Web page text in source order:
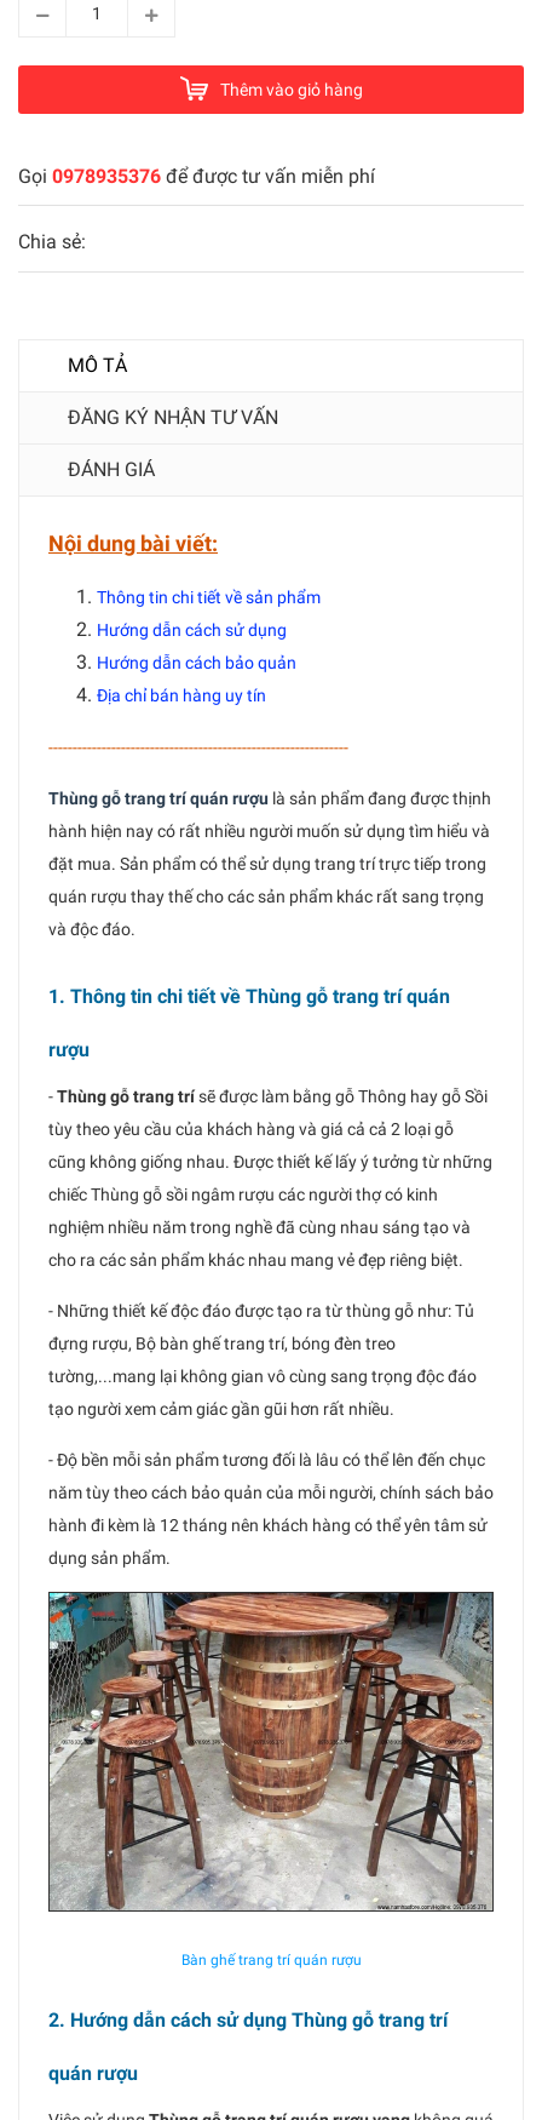
Thêm vào giỏ hàng
Gọi 0978935376 để được tư vấn miễn phí
Chia sẻ:
MÔ TẢ
ĐĂNG KÝ NHẬN TƯ VẤN
ĐÁNH GIÁ
Nội dung bài viết:
Thông tin chi tiết về sản phẩm
Hướng dẫn cách sử dụng
Hướng dẫn cách bảo quản
Địa chỉ bán hàng uy tín
--------------------------------------------------------------
Thùng gỗ trang trí quán rượu là sản phẩm đang được thịnh
hành hiện nay có rất nhiều người muốn sử dụng tìm hiểu và
đặt mua. Sản phẩm có thể sử dụng trang trí trực tiếp trong
quán rượu thay thế cho các sản phẩm khác rất sang trọng
và độc đáo.
1. Thông tin chi tiết về Thùng gỗ trang trí quán
rượu
-Thùng gỗ trang trísẽ được làm bằng gỗ Thông hay gỗ Sồi
tùy theo yêu cầu của khách hàng và giá cả cả 2 loại gỗ
cũng không giống nhau. Được thiết kế lấy ý tưởng từ những
chiếc Thùng gỗ sồi ngâm rượu các người thợ có kinh
nghiệm nhiều năm trong nghề đã cùng nhau sáng tạo và
cho ra các sản phẩm khác nhau mang vẻ đẹp riêng biệt.
- Những thiết kế độc đáo được tạo ra từ thùng gỗ như: Tủ
đựng rượu, Bộ bàn ghế trang trí, bóng đèn treo
tường,...mang lại không gian vô cùng sang trọng độc đáo
tạo người xem cảm giác gần gũi hơn rất nhiều.
- Độ bền mỗi sản phẩm tương đối là lâu có thể lên đến chục
năm tùy theo cách bảo quản của mỗi người, chính sách bảo
hành đi kèm là 12 tháng nên khách hàng có thể yên tâm sử
dụng sản phẩm.
Bàn ghế trang trí quán rượu
2. Hướng dẫn cách sử dụng Thùng gỗ trang trí
quán rượu